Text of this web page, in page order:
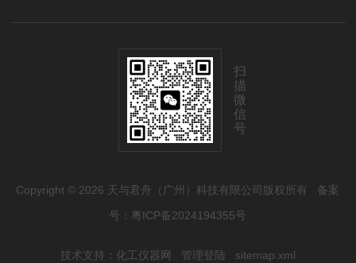
扫
描
微
信
号
Copyright © 2026 天与君舟（广州）科技有限公司版权所有 备案
号：粤ICP备2024194355号
技术支持： 化工仪器网 管理登陆 sitemap.xml